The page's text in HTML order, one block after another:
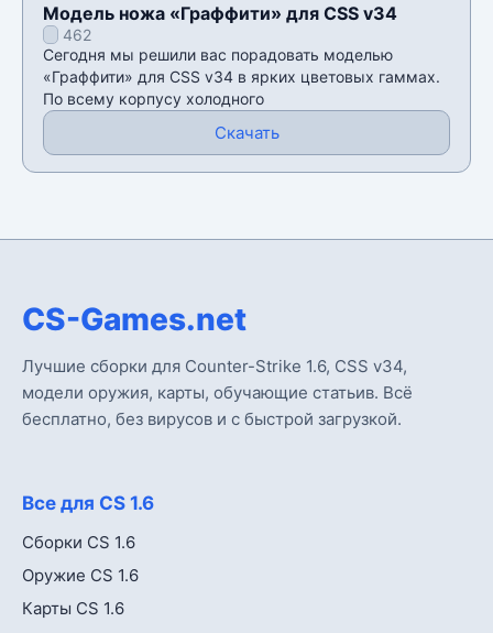
Модель ножа «Граффити» для CSS v34
462
Сегодня мы решили вас порадовать моделью
«Граффити» для CSS v34 в ярких цветовых гаммах.
По всему корпусу холодного
Скачать
CS-Games.net
Лучшие сборки для Counter-Strike 1.6, CSS v34,
модели оружия, карты, обучающие статьив. Всё
бесплатно, без вирусов и с быстрой загрузкой.
Все для CS 1.6
Сборки CS 1.6
Оружие CS 1.6
Карты CS 1.6